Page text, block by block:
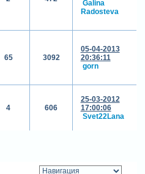
Galina
Radosteva
65 3092
05-04-2013
20:36:11
gorn
4 606
25-03-2012
17:00:06
Svet22Lana